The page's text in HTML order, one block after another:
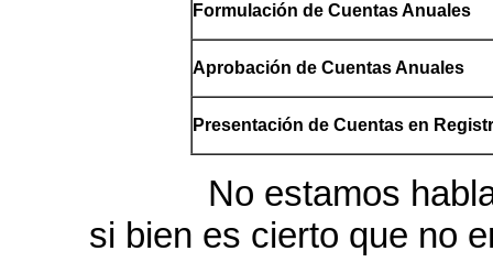
Formulación de Cuentas Anuales
Aprobación de Cuentas Anuales
Presentación de Cuentas en
No estamos
si bien es cierto que no